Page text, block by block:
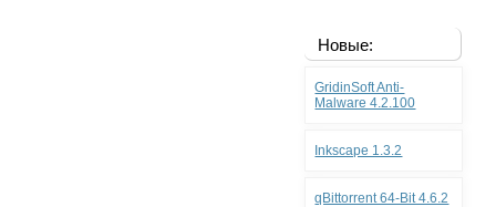
Новые:
GridinSoft Anti-
Malware 4.2.100
Inkscape 1.3.2
qBittorrent 64-Bit 4.6.2